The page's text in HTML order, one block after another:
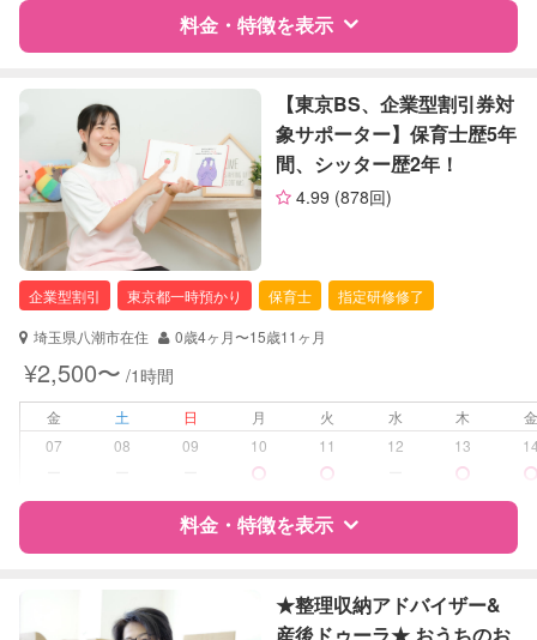
病児、病後児、ともに不可
レッスン
英語レッスン
スポーツレッスン
絵・工作レッスン
その他
定期予約 可能
お子様の撮影
（定期特典）
対応可能
料金・特徴を表示
特徴 レビュー
サポートの特徴
資格
企業型割引対象(旧内閣府補助対象)
自治体届出済ベビーシッター
保育士
全国保育サービス協会(ACSA)認定ベ
ビーシッター
対応可能/特徴
外国語対応
子育て経験
障がい児対応 対応可否は個別に相談
【東京BS、企業型割引券対
象サポーター】保育士歴5年
間、シッター歴2年！
4.99 (878回)
企業型割引 東京都一時預かり 保育士
指定研修修了
埼玉県八潮市在住
0歳4ヶ月〜15歳11ヶ月
¥2,500〜 /1時間
金 土 日 月 火 水 木
07
08 09 10 11 12 13
料金・特徴を表示
★整理収納アドバイザー&
産後ドゥーラ★ おうちのお